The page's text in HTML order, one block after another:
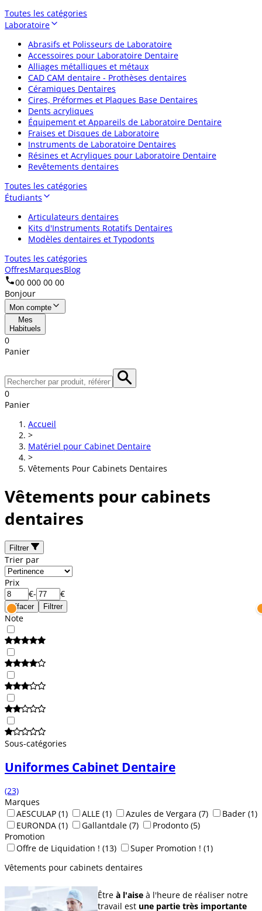
Toutes les catégories
Laboratoire
Abrasifs et Polisseurs de Laboratoire
Accessoires pour Laboratoire Dentaire
Alliages métalliques et métaux
CAD CAM dentaire - Prothèses dentaires
Céramiques Dentaires
Cires, Préformes et Plaques Base Dentaires
Dents acryliques
Équipement et Appareils de Laboratoire Dentaire
Fraises et Disques de Laboratoire
Instruments de Laboratoire Dentaires
Résines et Acryliques pour Laboratoire Dentaire
Revêtements dentaires
Toutes les catégories
Étudiants
Articulateurs dentaires
Kits d'Instruments Rotatifs Dentaires
Modèles dentaires et Typodonts
Toutes les catégories
OffresMarquesBlog
00 000 00 00
Bonjour
Mon compte
Mes
Habituels
0
Panier
0
Panier
Accueil
>
Matériel pour Cabinet Dentaire
>
Vêtements Pour Cabinets Dentaires
Vêtements pour cabinets
dentaires
Filtrer
Trier par
Prix
€- €
Effacer Filtrer
Note
Sous-catégories
Uniformes Cabinet Dentaire
(23)
Marques
AESCULAP (1) ALLE (1) Azules de Vergara (7) Bader (1)
EURONDA (1) Gallantdale (7) Prodonto (5)
Promotion
Offre de Liquidation ! (13) Super Promotion ! (1)
Vêtements pour cabinets dentaires
Être à l'aise à l'heure de réaliser notre
travail est une partie très importante